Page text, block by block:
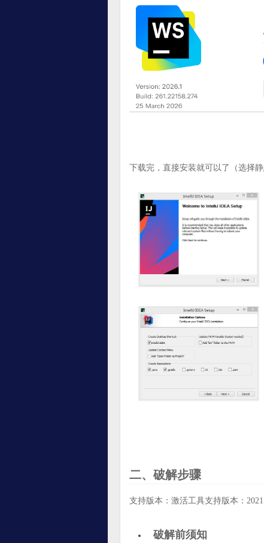
下载完，直接安装就可以了（选择
二、破解步骤
支持版本：激活工具支持版本：
破解前须知